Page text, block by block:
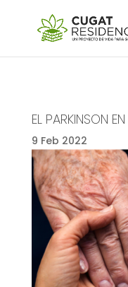
EL PARKINSON
9 Feb 2022